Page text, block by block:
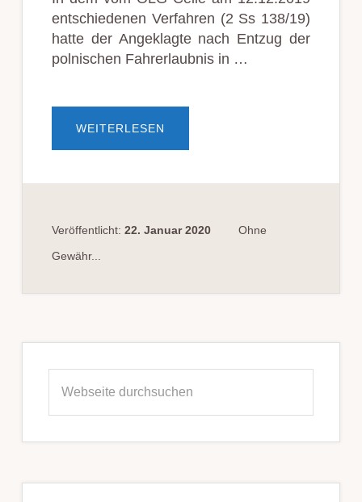
ent­schied­en­en Ver­fahren (2 Ss 138/19)
hatte der Ange­klagte nach Ent­zug der
pol­nisch­en Fahr­er­laub­nis in …
WEITERLESEN
ER­
AN­
STAAT
ZUG
Veröffentlicht: 22. Januar 2020
Ohne
Gewähr...